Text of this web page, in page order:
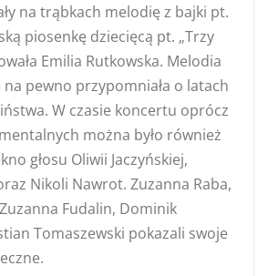
na trąbkach melodię z bajki pt.
piosenkę dziecięcą pt. „Trzy
Emilia Rutkowska. Melodia
pewno przypomniała o latach
W czasie koncertu oprócz
można było również
głosu Oliwii Jaczyńskiej,
Nikoli Nawrot. Zuzanna Raba,
Fudalin, Dominik
Tomaszewski pokazali swoje